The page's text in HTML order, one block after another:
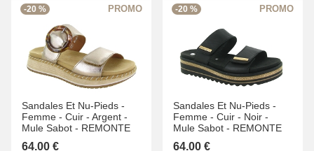
-20 %
Sandales Et Nu-Pieds -
Femme - Cuir - Argent -
Mule Sabot - REMONTE
64.00 €
-20 %
Sandales Et Nu-Pieds -
Femme - Cuir - Noir -
Mule Sabot - REMONTE
64.00 €